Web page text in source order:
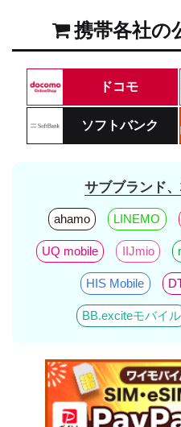
携帯各社の
ドコモ
ソフトバンク
サブブランド
ahamo LINEMO
UQ mobile IIJmio
HIS Mobile
BB.exciteモバイル